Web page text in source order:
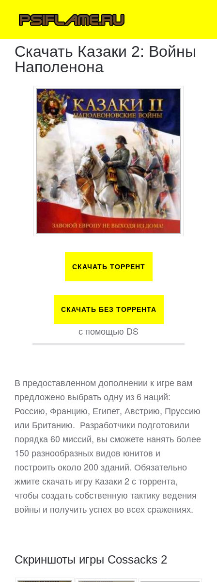
Скачать Казаки 2: Войны
Наполенона
СКАЧАТЬ ТОРРЕНТ
СКАЧАТЬ БЕЗ ТОРРЕНТА
с помощью DS
В предоставленном дополнении к игре вам
предложено выбрать одну из 6 наций:
Россию, Францию, Египет, Австрию, Пруссию
или Британию. Разработчики подготовили
порядка 60 миссий, вы сможете нанять более
150 разнообразных видов юнитов и
построить около 200 зданий. Обязательно
жмите скачать игру Казаки 2 с торрента,
чтобы создать собственную тактику ведения
войны и получить успех во всех сражениях.
Скриншоты игры Cossacks 2